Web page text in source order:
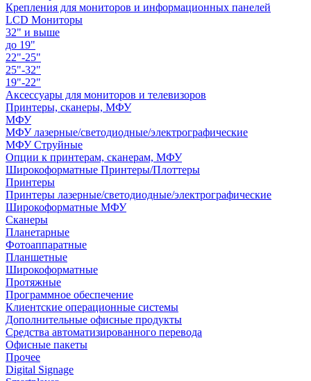
Крепления для мониторов и информационных панелей
LCD Мониторы
32" и выше
до 19"
22"-25"
25"-32"
19"-22"
Аксессуары для мониторов и телевизоров
Принтеры, сканеры, МФУ
МФУ
МФУ лазерные/светодиодные/электрографические
МФУ Струйные
Опции к принтерам, сканерам, МФУ
Широкоформатные Принтеры/Плоттеры
Принтеры
Принтеры лазерные/светодиодные/электрографические
Широкоформатные МФУ
Сканеры
Планетарные
Фотоаппаратные
Планшетные
Широкоформатные
Протяжные
Программное обеспечение
Клиентские операционные системы
Дополнительные офисные продукты
Средства автоматизированного перевода
Офисные пакеты
Прочее
Digital Signage